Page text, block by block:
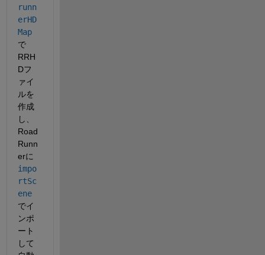
runn
erHD
Map
で
RRH
Dフ
ァイ
ルを
作成
し、
Road
Runn
erに
impo
rtSc
ene
でイ
ンポ
ート
して